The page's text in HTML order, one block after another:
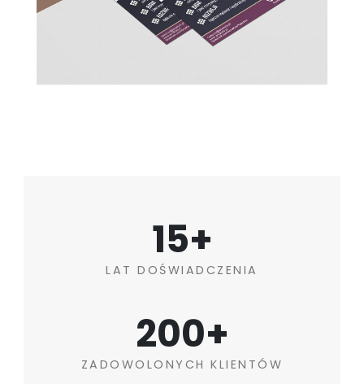
15+
LAT DOŚWIADCZENIA
200+
ZADOWOLONYCH KLIENTÓW